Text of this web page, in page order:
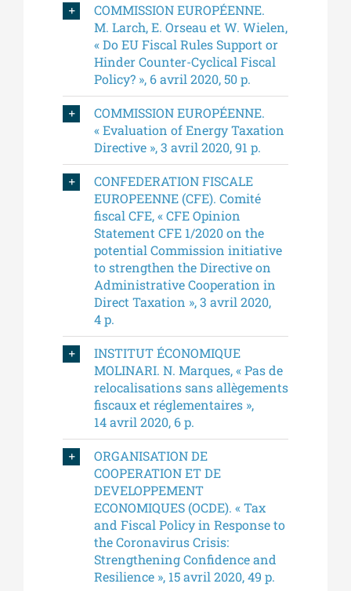
COMMISSION EUROPÉENNE.
M. Larch, E. Orseau et W. Wielen,
« Do EU Fiscal Rules Support or
Hinder Counter-Cyclical Fiscal
Policy? », 6 avril 2020, 50 p.
COMMISSION EUROPÉENNE.
« Evaluation of Energy Taxation
Directive », 3 avril 2020, 91 p.
CONFEDERATION FISCALE
EUROPEENNE (CFE). Comité
fiscal CFE, « CFE Opinion
Statement CFE 1/2020 on the
potential Commission initiative
to strengthen the Directive on
Administrative Cooperation in
Direct Taxation », 3 avril 2020,
4 p.
INSTITUT ÉCONOMIQUE
MOLINARI. N. Marques, « Pas de
relocalisations sans allègements
fiscaux et réglementaires »,
14 avril 2020, 6 p.
ORGANISATION DE
COOPERATION ET DE
DEVELOPPEMENT
ECONOMIQUES (OCDE). « Tax
and Fiscal Policy in Response to
the Coronavirus Crisis:
Strengthening Confidence and
Resilience », 15 avril 2020, 49 p.